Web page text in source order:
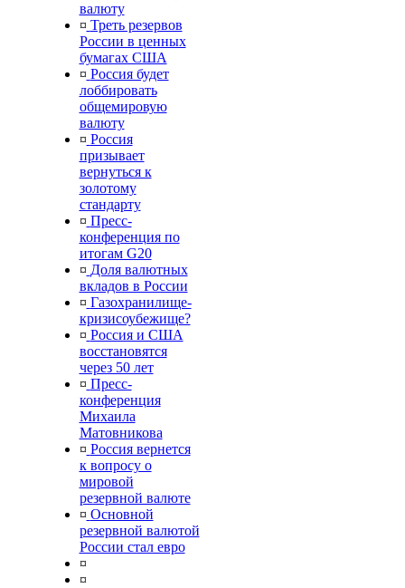
валюту
¤ Треть резервов
России в ценных
бумагах США
¤ Россия будет
лоббировать
общемировую
валюту
¤ Россия
призывает
вернуться к
золотому
стандарту
¤ Пресс-
конференция по
итогам G20
¤ Доля валютных
вкладов в России
¤ Газохранилище-
кризисоубежище?
¤ Россия и США
восстановятся
через 50 лет
¤ Пресс-
конференция
Михаила
Матовникова
¤ Россия вернется
к вопросу о
мировой
резервной валюте
¤ Основной
резервной валютой
России стал евро
¤
¤